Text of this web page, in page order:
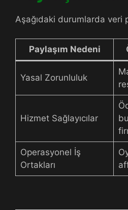
Aşağıdaki durumlarda veri
Paylaşım Nedeni
Yasal Zorunluluk
Hizmet Sağlayıcılar
Operasyonel İş
Ortakları